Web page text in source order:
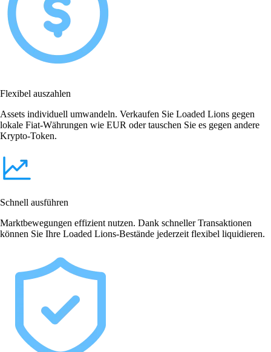
Flexibel auszahlen
Assets individuell umwandeln. Verkaufen Sie Loaded Lions gegen
lokale Fiat-Währungen wie EUR oder tauschen Sie es gegen andere
Krypto-Token.
Schnell ausführen
Marktbewegungen effizient nutzen. Dank schneller Transaktionen
können Sie Ihre Loaded Lions-Bestände jederzeit flexibel liquidieren.